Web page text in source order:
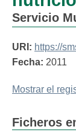
Servicio
URI: https://
Fecha: 2011
Mostrar el
Ficheros